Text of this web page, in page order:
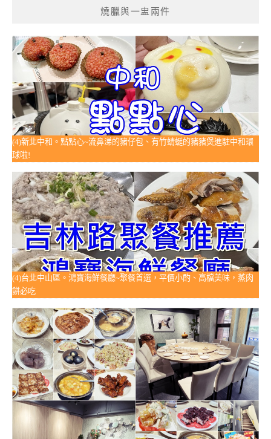
燒臘與一盅兩件
(4)新北中和。點點心~流鼻涕的豬仔包、有竹蜻蜓的豬豬煲進駐中和環
球啦!
(4)台北中山區。鴻寶海鮮餐廳~聚餐首選，平價小酌、高檔美味，蒸肉
餅必吃